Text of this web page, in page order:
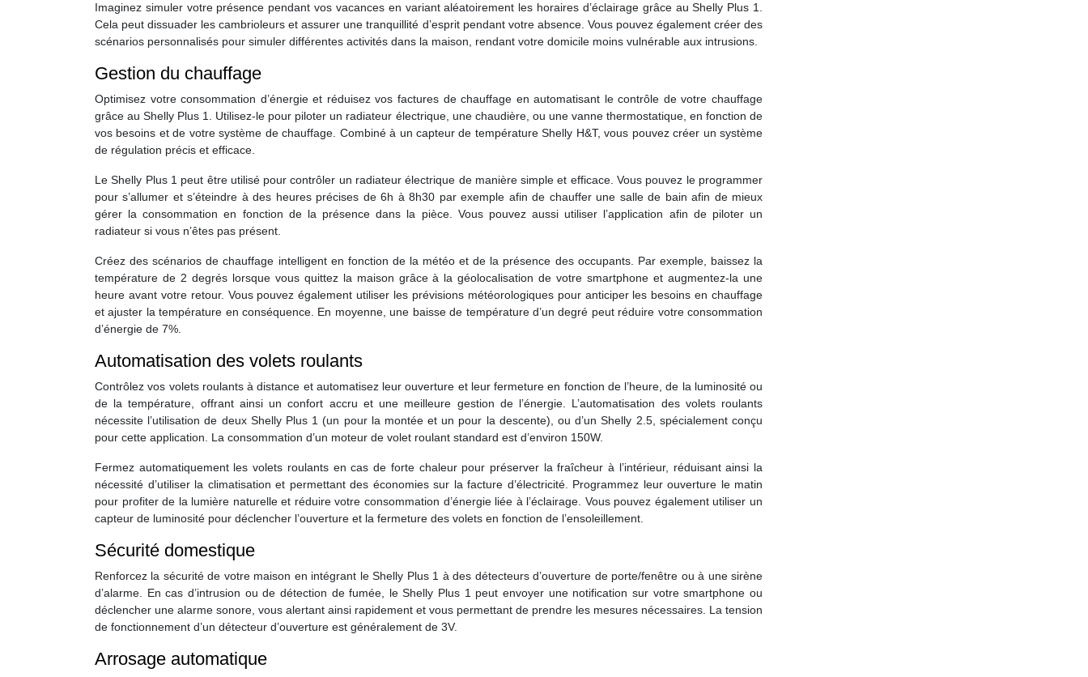
Imaginez simuler votre présence pendant vos vacances en variant aléatoirement les horaires d’éclairage grâce au Shelly Plus 1.
Cela peut dissuader les cambrioleurs et assurer une tranquillité d’esprit pendant votre absence. Vous pouvez également créer des
scénarios personnalisés pour simuler différentes activités dans la maison, rendant votre domicile moins vulnérable aux intrusions.
Gestion du chauffage
Optimisez votre consommation d’énergie et réduisez vos factures de chauffage en automatisant le contrôle de votre chauffage
grâce au Shelly Plus 1. Utilisez-le pour piloter un radiateur électrique, une chaudière, ou une vanne thermostatique, en fonction de
vos besoins et de votre système de chauffage. Combiné à un capteur de température Shelly H&T, vous pouvez créer un système
de régulation précis et efficace.
Le Shelly Plus 1 peut être utilisé pour contrôler un radiateur électrique de manière simple et efficace. Vous pouvez le programmer
pour s’allumer et s’éteindre à des heures précises de 6h à 8h30 par exemple afin de chauffer une salle de bain afin de mieux
gérer la consommation en fonction de la présence dans la pièce. Vous pouvez aussi utiliser l’application afin de piloter un
radiateur si vous n’êtes pas présent.
Créez des scénarios de chauffage intelligent en fonction de la météo et de la présence des occupants. Par exemple, baissez la
température de 2 degrés lorsque vous quittez la maison grâce à la géolocalisation de votre smartphone et augmentez-la une
heure avant votre retour. Vous pouvez également utiliser les prévisions météorologiques pour anticiper les besoins en chauffage
et ajuster la température en conséquence. En moyenne, une baisse de température d’un degré peut réduire votre consommation
d’énergie de 7%.
Automatisation des volets roulants
Contrôlez vos volets roulants à distance et automatisez leur ouverture et leur fermeture en fonction de l’heure, de la luminosité ou
de la température, offrant ainsi un confort accru et une meilleure gestion de l’énergie. L’automatisation des volets roulants
nécessite l’utilisation de deux Shelly Plus 1 (un pour la montée et un pour la descente), ou d’un Shelly 2.5, spécialement conçu
pour cette application. La consommation d’un moteur de volet roulant standard est d’environ 150W.
Fermez automatiquement les volets roulants en cas de forte chaleur pour préserver la fraîcheur à l’intérieur, réduisant ainsi la
nécessité d’utiliser la climatisation et permettant des économies sur la facture d’électricité. Programmez leur ouverture le matin
pour profiter de la lumière naturelle et réduire votre consommation d’énergie liée à l’éclairage. Vous pouvez également utiliser un
capteur de luminosité pour déclencher l’ouverture et la fermeture des volets en fonction de l’ensoleillement.
Sécurité domestique
Renforcez la sécurité de votre maison en intégrant le Shelly Plus 1 à des détecteurs d’ouverture de porte/fenêtre ou à une sirène
d’alarme. En cas d’intrusion ou de détection de fumée, le Shelly Plus 1 peut envoyer une notification sur votre smartphone ou
déclencher une alarme sonore, vous alertant ainsi rapidement et vous permettant de prendre les mesures nécessaires. La tension
de fonctionnement d’un détecteur d’ouverture est généralement de 3V.
Arrosage automatique